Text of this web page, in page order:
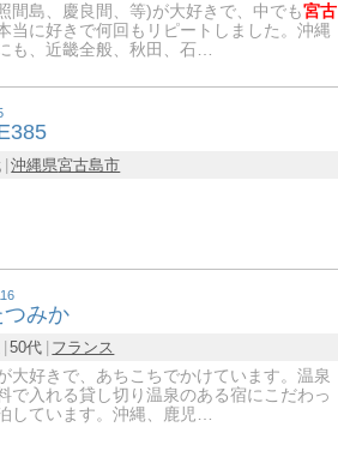
間島、慶良間、等)が大好きで、中でも宮古
当に好きで何回もリピートしました。沖縄
も、近畿全般、秋田、石…
沖縄県宮古島市
つみか
50代 フランス
大好きで、あちこちでかけています。温泉
で入れる貸し切り温泉のある宿にこだわっ
しています。沖縄、鹿児…